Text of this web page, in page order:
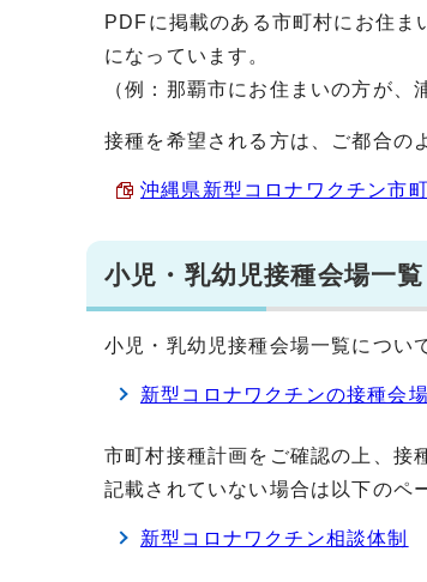
PDFに掲載のある市町村にお住ま
になっています。
（例：那覇市にお住まいの方が、
接種を希望される方は、ご都合の
沖縄県新型コロナワクチン市
小児・乳幼児接種会場一覧
小児・乳幼児接種会場一覧につい
新型コロナワクチンの接種会
市町村接種計画をご確認の上、接
記載されていない場合は以下のペ
新型コロナワクチン相談体制